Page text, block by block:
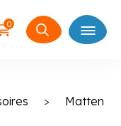
0
Zoeken
Open
> Matten